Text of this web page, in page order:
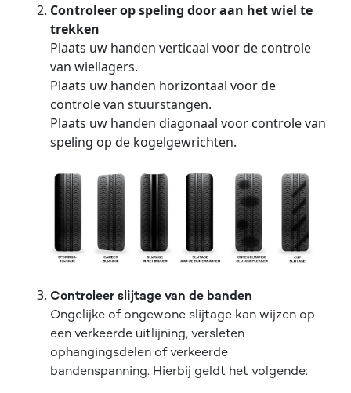
Controleer op speling door aan het wiel te
trekken
Plaats uw handen verticaal voor de controle
van wiellagers.
Plaats uw handen horizontaal voor de
controle van stuurstangen.
Plaats uw handen diagonaal voor controle van
speling op de kogelgewrichten.
Controleer slijtage van de banden
Ongelijke of ongewone slijtage kan wijzen op
een verkeerde uitlijning, versleten
ophangingsdelen of verkeerde
bandenspanning. Hierbij geldt het volgende: